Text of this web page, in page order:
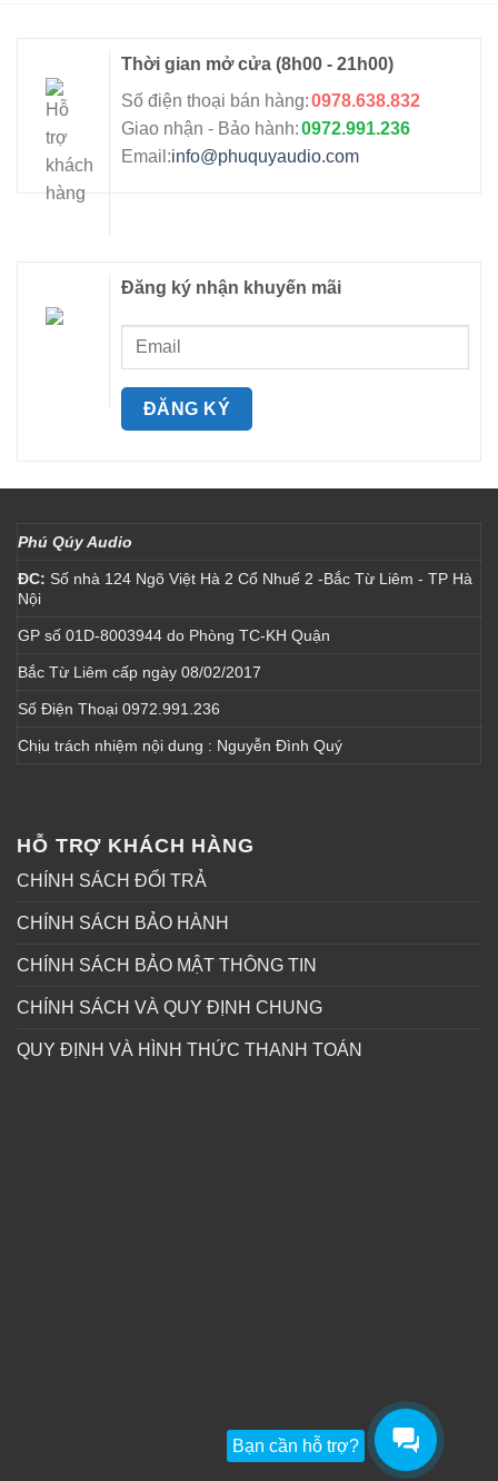
Thời gian mở cửa(8h00 - 21h00)
Số điện thoại bán hàng:0978.638.832
Giao nhận - Bảo hành:0972.991.236
Email:info@phuquyaudio.com
Đăng ký nhận khuyến mãi
Phú Qúy Audio
ĐC: Số nhà 124 Ngõ Việt Hà 2 Cổ Nhuế 2 -Bắc Từ Liêm - TP Hà
Nội
GP số 01D-8003944 do Phòng TC-KH Quận
Bắc Từ Liêm cấp ngày 08/02/2017
Số Điện Thoại 0972.991.236
Chịu trách nhiệm nội dung : Nguyễn Đình Quý
HỖ TRỢ KHÁCH HÀNG
CHÍNH SÁCH ĐỔI TRẢ
CHÍNH SÁCH BẢO HÀNH
CHÍNH SÁCH BẢO MẬT THÔNG TIN
CHÍNH SÁCH VÀ QUY ĐỊNH CHUNG
QUY ĐỊNH VÀ HÌNH THỨC THANH TOÁN
Bạn cần hỗ trợ?